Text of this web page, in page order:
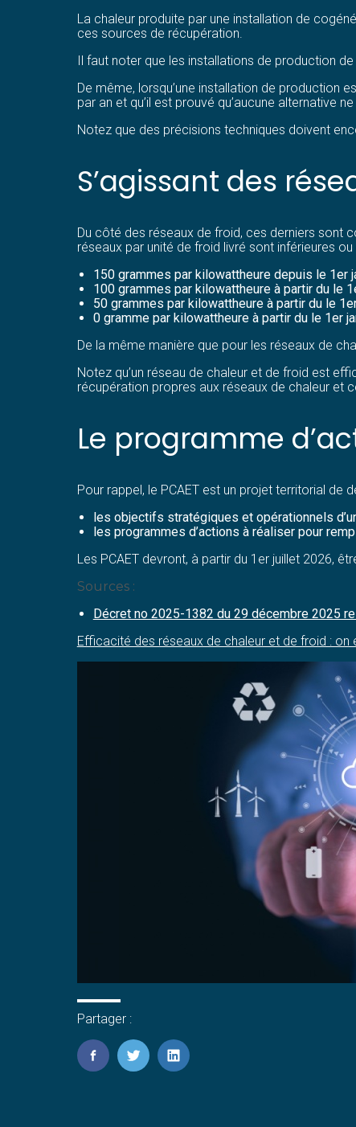
La chaleur produite par une installation de
ces sources de récupération.
Il faut noter que les installations de production
De même, lorsqu’une installation de production
par an et qu’il est prouvé qu’aucune alternative
Notez que des précisions techniques doivent
S’agissant des
Du côté des réseaux de froid, ces derniers sont
réseaux par unité de froid livré sont inférieures ou
150 grammes par kilowattheure depuis le 1er
100 grammes par kilowattheure à partir du le
50 grammes par kilowattheure à partir du le
0 gramme par kilowattheure à partir du le 1er
De la même manière que pour les réseaux de
Notez qu’un réseau de chaleur et de froid est
récupération propres aux réseaux de chaleur et
Le programme
Pour rappel, le PCAET est un projet territorial de
les objectifs stratégiques et opérationnels
les programmes d’actions à réaliser pour
Les PCAET devront, à partir du 1er juillet 2026,
Sources :
Décret no 2025-1382 du 29 décembre 2025
Efficacité des réseaux de chaleur et de froid : on
Partager :
FaceBook
TwitterLinkedIn